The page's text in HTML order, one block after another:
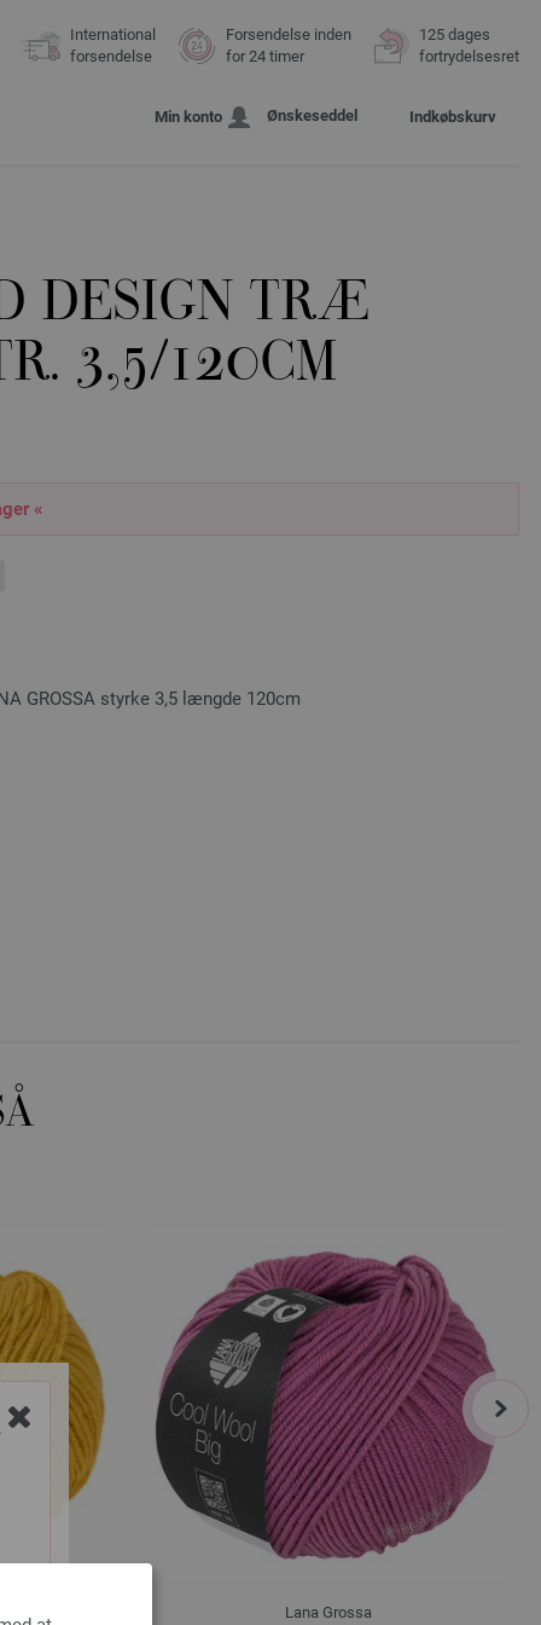
International
forsendelse
Forsendelse inden
for 24 timer
125 dages
fortrydelsesret
Min konto Ønskeseddel Indkøbskurv
DESIGN TRÆ
3,5/120CM
«
GROSSA styrke 3,5 længde 120cm
Lana Grossa
next